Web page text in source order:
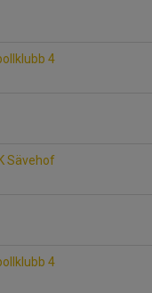
4
Sävehof
4